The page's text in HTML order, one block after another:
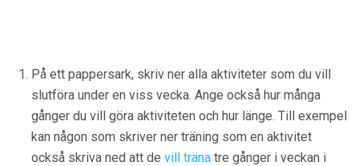
På ett pappersark, skriv ner alla aktiviteter som du vill
slutföra under en viss vecka. Ange också hur många
gånger du vill göra aktiviteten och hur länge. Till exempel
kan någon som skriver ner träning som en aktivitet
också skriva ned att de vill träna tre gånger i veckan i